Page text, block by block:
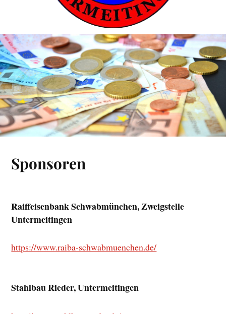
Sponsoren
Raiffeisenbank Schwabmünchen, Zweigstelle
Untermeitingen
https://www.raiba-schwabmuenchen.de/
Stahlbau Rieder, Untermeitingen